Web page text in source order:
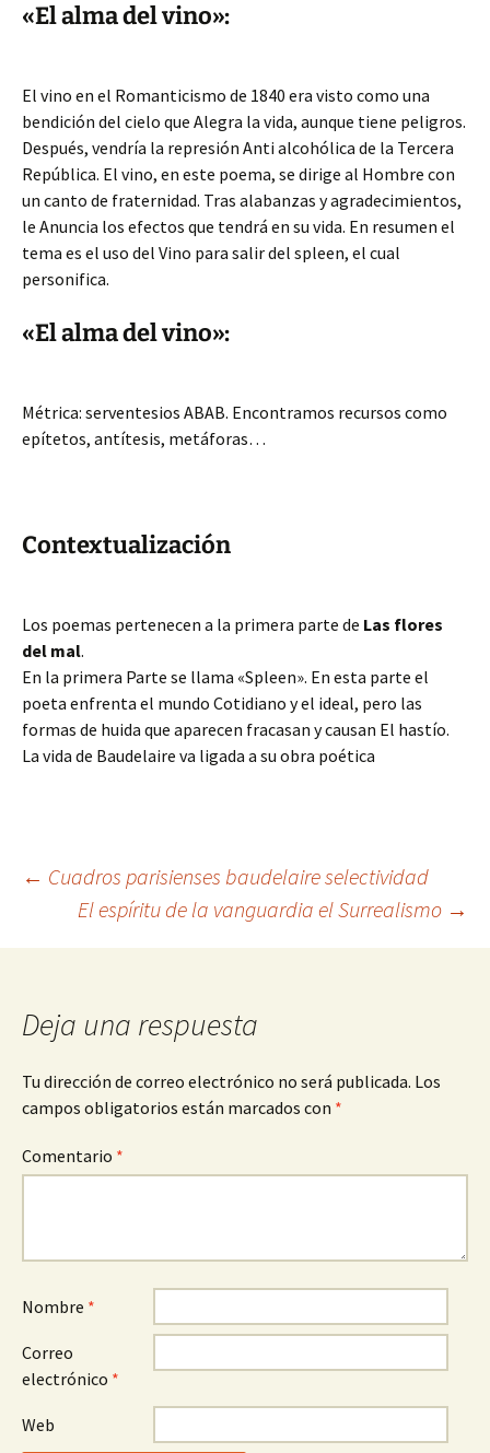
«El alma del vino»:
El vino en el Romanticismo de 1840 era visto como una
bendición del cielo que Alegra la vida, aunque tiene peligros.
Después, vendría la represión Anti alcohólica de la Tercera
República. El vino, en este poema, se dirige al Hombre con
un canto de fraternidad. Tras alabanzas y agradecimientos,
le Anuncia los efectos que tendrá en su vida. En resumen el
tema es el uso del Vino para salir del spleen, el cual
personifica.
«El alma del vino»:
Métrica: serventesios ABAB. Encontramos recursos como
epítetos, antítesis, metáforas…
Contextualización
Los poemas pertenecen a la primera parte de Las flores
del mal.
En la primera Parte se llama «Spleen». En esta parte el
poeta enfrenta el mundo Cotidiano y el ideal, pero las
formas de huida que aparecen fracasan y causan El hastío.
La vida de Baudelaire va ligada a su obra poética
Navegación
de
entradas
← Cuadros parisienses baudelaire selectividad
El espíritu de la vanguardia el Surrealismo →
Deja una respuesta
Tu dirección de correo electrónico no será publicada. Los
campos obligatorios están marcados con *
Comentario *
Nombre *
Correo
electrónico *
Web